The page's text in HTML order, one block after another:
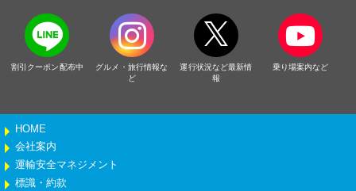
割引クーポン配布中
グルメ・旅行情報な
ど
運行状況など最新情
報
乗り場案内など
HOME
会社案内
運輸安全マネジメント
標識・約款